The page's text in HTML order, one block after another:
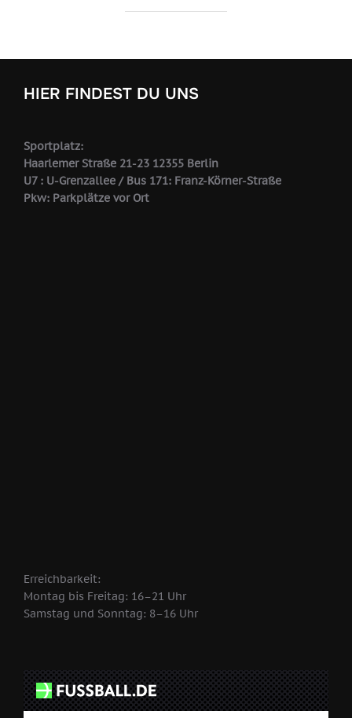
HIER FINDEST DU UNS
Sportplatz:
Haarlemer Straße 21-23 12355 Berlin
U7 : U-Grenzallee / Bus 171: Franz-Körner-Straße
Pkw: Parkplätze vor Ort
Erreichbarkeit:
Montag bis Freitag: 16–21 Uhr
Samstag und Sonntag: 8–16 Uhr